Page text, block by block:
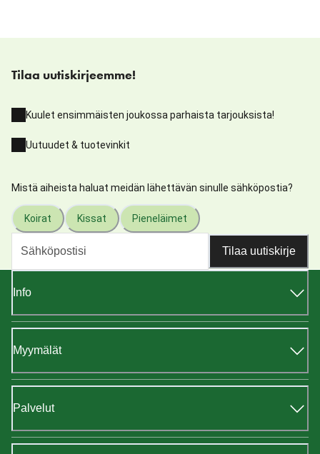
Tilaa uutiskirjeemme!
Kuulet ensimmäisten joukossa parhaista tarjouksista!
Uutuudet & tuotevinkit
Mistä aiheista haluat meidän lähettävän sinulle sähköpostia?
Koirat Kissat Pieneläimet
Tilaa uutiskirje
Info
Myymälät
Palvelut